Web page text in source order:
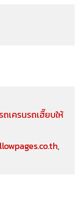
ถเครนรถเฮี๊ยบให้
,